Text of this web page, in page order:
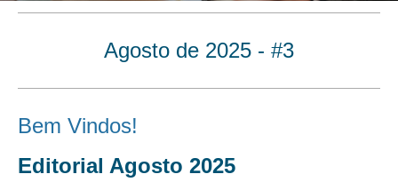
Agosto de 2025 - #3
Bem Vindos!
Editorial Agosto 2025